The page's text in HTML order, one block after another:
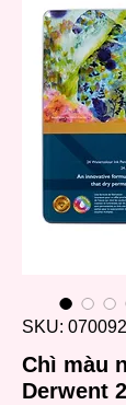
SKU:
Chì màu
Derwent